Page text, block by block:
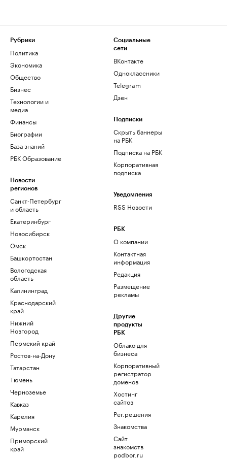
Рубрики
Политика
Экономика
Общество
Бизнес
Технологии и
медиа
Финансы
Биографии
База знаний
РБК Образование
Новости
регионов
Санкт-Петербург
и область
Екатеринбург
Новосибирск
Омск
Башкортостан
Вологодская
область
Калининград
Краснодарский
край
Нижний
Новгород
Пермский край
Ростов-на-Дону
Татарстан
Тюмень
Черноземье
Кавказ
Карелия
Мурманск
Приморский
край
Социальные
сети
ВКонтакте
Одноклассники
Telegram
Дзен
Подписки
Скрыть баннеры
на РБК
Подписка на РБК
Корпоративная
подписка
Уведомления
RSS Новости
РБК
О компании
Контактная
информация
Редакция
Размещение
рекламы
Другие
продукты
РБК
Облако для
бизнеса
Корпоративный
регистратор
доменов
Хостинг
сайтов
Рег.решения
Знакомства
Сайт
знакомств
podbor.ru